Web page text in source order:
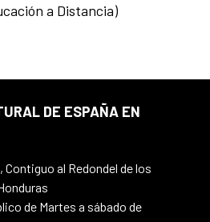
a Distancia)
DE ESPAÑA EN
Contiguo al Redondel de los
de Martes a sábado de